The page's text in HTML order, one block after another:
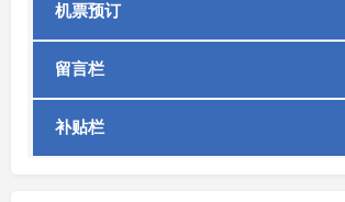
机票预订
留言栏
补贴栏